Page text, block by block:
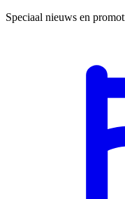
Speciaal nieuws en